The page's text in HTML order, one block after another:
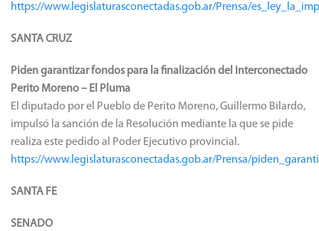
https://www.legislaturasconectadas.gob.ar/Prensa/
SANTA CRUZ
Piden garantizar fondos para la finalización del Interconectado
Perito Moreno – El Pluma
El diputado por el Pueblo de Perito Moreno, Guillermo Bilardo,
impulsó la sanción de la Resolución mediante la que se pide
realiza este pedido al Poder Ejecutivo provincial.
https://www.legislaturasconectadas.gob.ar/Prensa/
SANTA FE
SENADO